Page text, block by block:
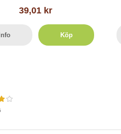
39,01 kr
Info Köp